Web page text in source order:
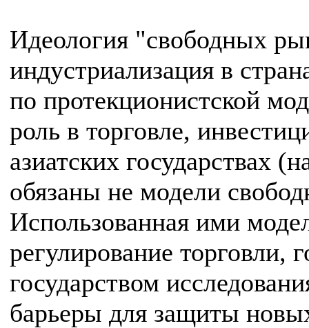
Идеология "свободных
индустриализация в
по протекционистской
роль в торговле,
азиатских государствах
обязаны не модели
Использованная ими
регулирование торговли,
государством
барьеры для защиты